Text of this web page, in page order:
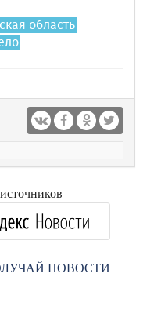
область
НОВОСТИ